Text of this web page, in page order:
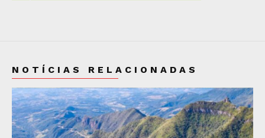
NOTÍCIAS RELACIONADAS